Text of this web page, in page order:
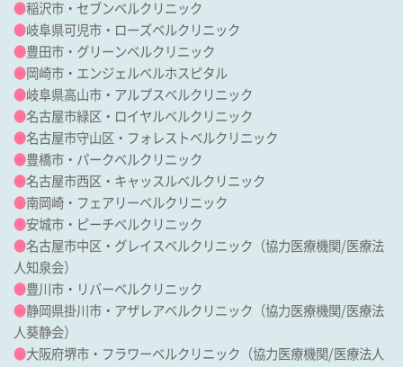
●稲沢市・セブンベルクリニック
●岐阜県可児市・ローズベルクリニック
●豊田市・グリーンベルクリニック
● 岡崎市・エンジェルベルホスピタル
●岐阜県高山市・アルプスベルクリニック
●名古屋市緑区・ロイヤルベルクリニック
●名古屋市守山区・フォレストベルクリニック
●豊橋市・パークベルクリニック
●名古屋市西区・キャッスルベルクリニック
●南岡崎・フェアリーベルクリニック
●安城市・ピーチベルクリニック
●名古屋市中区・グレイスベルクリニック （協力医療機関/ 医療法
人知泉会）
●豊川市・リバーベルクリニック
●静岡県掛川市・アザレアベルクリニック （協力医療機関/ 医療法
人葵静会）
●大阪府堺市・フラワーベルクリニック （協力医療機関/ 医療法人